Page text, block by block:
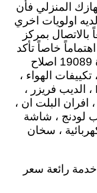
المنزلي فأن
اولويات اخري
بمركز
خاصاً تأكد
انك تتعامل مع صيانة تكنوجاز الجيزة 19089 اصلاح
الهواء ،
المكانس ، الشاشات ، LED – LCD ، الديب فريزر ،
افران البلت ان ،
لودنج ، شاشة
، سخان
رائعة سعر